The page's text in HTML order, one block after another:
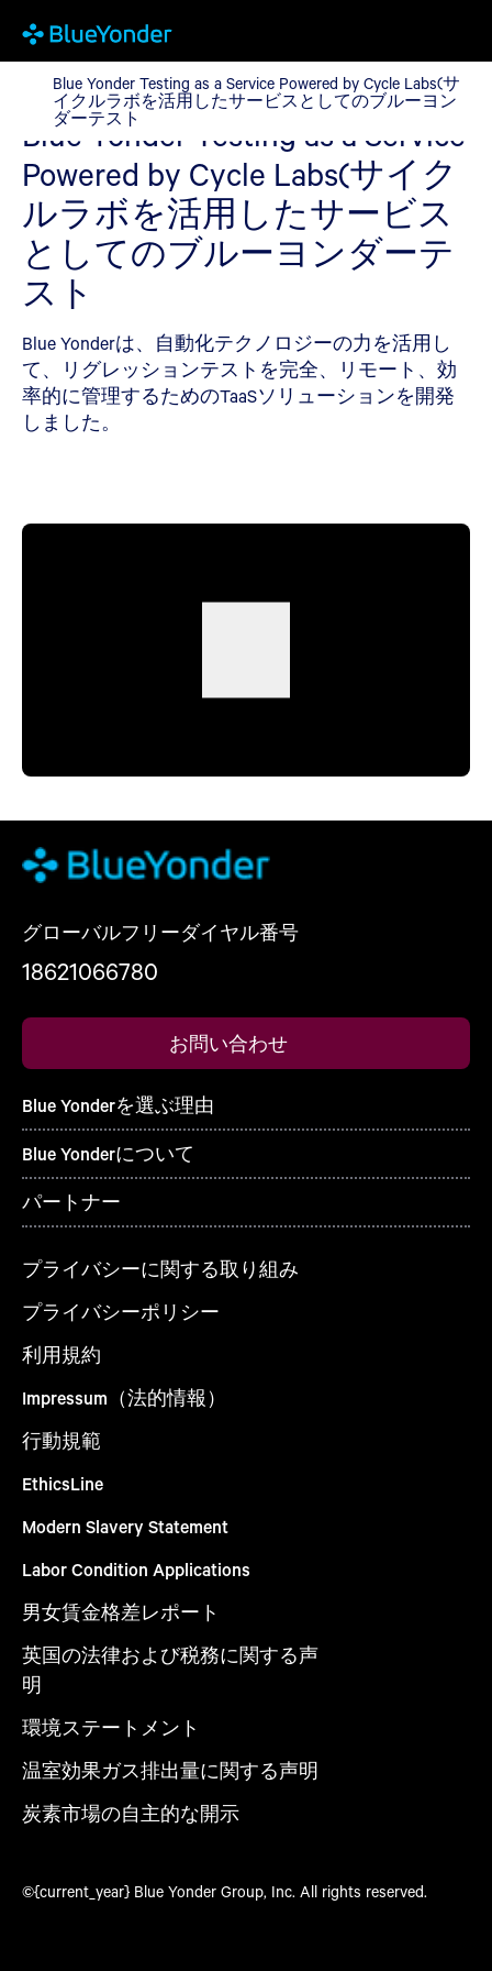
Blue Yonder Testing as a Service Powered by Cycle
Blue Yonder Testing as a Service Powered by Cycle Labs(サ
イクルラボを活用したサービスとしてのブルーヨン
ダーテスト
Blue Yonder Testing as a Service
Powered by Cycle Labs(サイク
ルラボを活用したサービス
としてのブルーヨンダーテ
スト
Blue Yonderは、自動化テクノロジーの力を活用し
て、リグレッションテストを完全、リモート、効
率的に管理するためのTaaSソリューションを開発
しました。
グローバルフリーダイヤル番号
18621066780
お問い合わせ
Blue Yonderを選ぶ理由
Blue Yonderについて
パートナー
プライバシーに関する取り組み
プライバシーポリシー
利用規約
Impressum（法的情報）
行動規範
EthicsLine
Modern Slavery Statement
Labor Condition Applications
男女賃金格差レポート
英国の法律および税務に関する声
明
環境ステートメント
温室効果ガス排出量に関する声明
炭素市場の自主的な開示
©{current_year} Blue Yonder Group, Inc. All rights reserved.